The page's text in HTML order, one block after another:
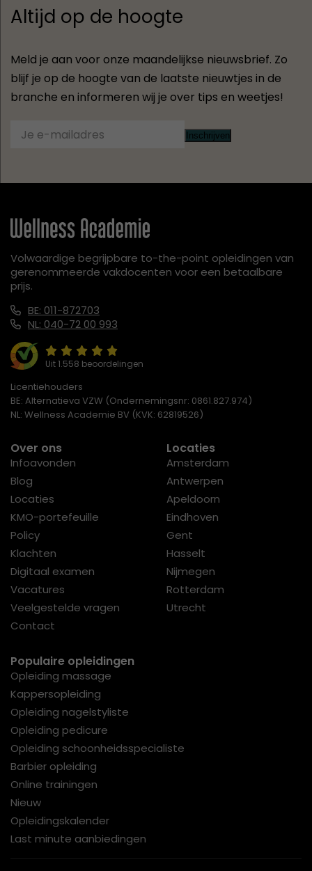
Altijd op de hoogte
Meld je aan voor onze maandelijkse nieuwsbrief. Zo
blijf je op de hoogte van de laatste nieuwtjes in de
branche en informeren wij je over tips en weetjes!
Inschrijven
Volwaardige begrijpbare to-the-point opleidingen van
gerenommeerde vakdocenten voor een betaalbare
prijs.
BE: 011-872703
NL: 040-72 00 993
Uit 1.558 beoordelingen
Licentiehouders
BE: Alternatieva VZW (Ondernemingsnr: 0861.827.974)
NL: Wellness Academie BV (KVK: 62819526)
Over ons
Infoavonden
Blog
Locaties
KMO-portefeuille
Policy
Klachten
Digitaal examen
Vacatures
Veelgestelde vragen
Contact
Locaties
Amsterdam
Antwerpen
Apeldoorn
Eindhoven
Gent
Hasselt
Nijmegen
Rotterdam
Utrecht
Populaire opleidingen
Opleiding massage
Kappersopleiding
Opleiding nagelstyliste
Opleiding pedicure
Opleiding schoonheidsspecialiste
Barbier opleiding
Online trainingen
Nieuw
Opleidingskalender
Last minute aanbiedingen